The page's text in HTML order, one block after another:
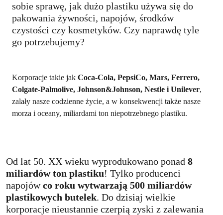
sobie sprawę, jak dużo plastiku używa się do
pakowania żywności, napojów, środków
czystości czy kosmetyków. Czy naprawdę tyle
go potrzebujemy?
Korporacje takie jak Coca-Cola, PepsiCo, Mars, Ferrero,
Colgate-Palmolive, Johnson&Johnson, Nestle i Unilever,
zalały nasze codzienne życie, a w konsekwencji także nasze
morza i oceany, miliardami ton niepotrzebnego plastiku.
Od lat 50. XX wieku wyprodukowano ponad 8
miliardów ton plastiku! Tylko producenci
napojówco roku wytwarzają 500 miliardów
plastikowych butelek. Do dzisiaj wielkie
korporacje nieustannie czerpią zyski z zalewania